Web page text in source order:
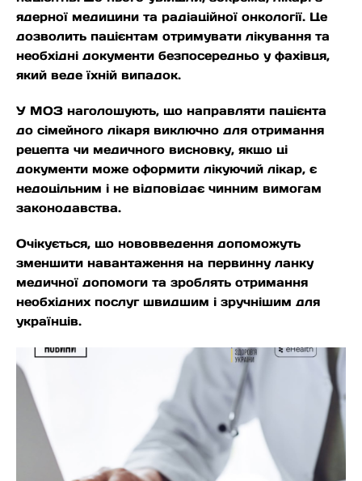
ядерної медицини та радіаційної онкології. Це
дозволить пацієнтам отримувати лікування та
необхідні документи безпосередньо у фахівця,
який веде їхній випадок.
У МОЗ наголошують, що направляти пацієнта
до сімейного лікаря виключно для отримання
рецепта чи медичного висновку, якщо ці
документи може оформити лікуючий лікар, є
недоцільним і не відповідає чинним вимогам
законодавства.
Очікується, що нововведення допоможуть
зменшити навантаження на первинну ланку
медичної допомоги та зроблять отримання
необхідних послуг швидшим і зручнішим для
українців.